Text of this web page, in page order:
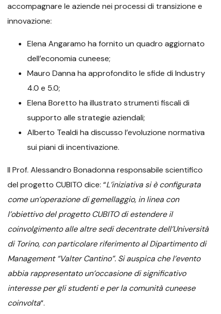
accompagnare le aziende nei processi di transizione e
innovazione:
Elena Angaramo ha fornito un quadro aggiornato
dell’economia cuneese;
Mauro Danna ha approfondito le sfide di Industry
4.0 e 5.0;
Elena Boretto ha illustrato strumenti fiscali di
supporto alle strategie aziendali;
Alberto Tealdi ha discusso l’evoluzione normativa
sui piani di incentivazione.
Il Prof. Alessandro Bonadonna responsabile scientifico
del progetto CUBITO dice: “L’iniziativa si è configurata
come un’operazione di gemellaggio, in linea con
l’obiettivo del progetto CUBITO di estendere il
coinvolgimento alle altre sedi decentrate dell’Università
di Torino, con particolare riferimento al Dipartimento di
Management “Valter Cantino”. Si auspica che l’evento
abbia rappresentato un’occasione di significativo
interesse per gli studenti e per la comunità cuneese
coinvolta“.